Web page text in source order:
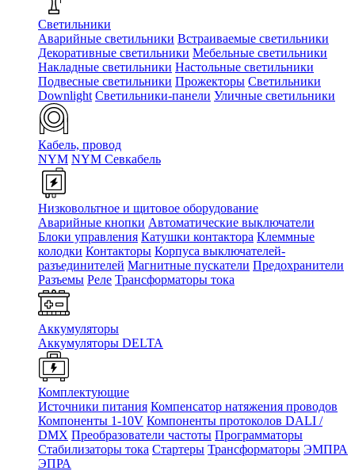
Светильники
Аварийные светильники Встраиваемые светильники
Декоративные светильники Мебельные светильники
Накладные светильники Настольные светильники
Подвесные светильники Прожекторы Светильники
Downlight Светильники-панели Уличные светильники
Кабель, провод
NYM NYM Севкабель
Низковольтное и щитовое оборудование
Аварийные кнопки Автоматические выключатели
Блоки управления Катушки контактора Клеммные
колодки Контакторы Корпуса выключателей-
разъединителей Магнитные пускатели Предохранители
Разъемы Реле Трансформаторы тока
Аккумуляторы
Аккумуляторы DELTA
Комплектующие
Источники питания Компенсатор натяжения проводов
Компоненты 1-10V Компоненты протоколов DALI /
DMX Преобразователи частоты Программаторы
Стабилизаторы тока Стартеры Трансформаторы ЭМПРА
ЭПРА